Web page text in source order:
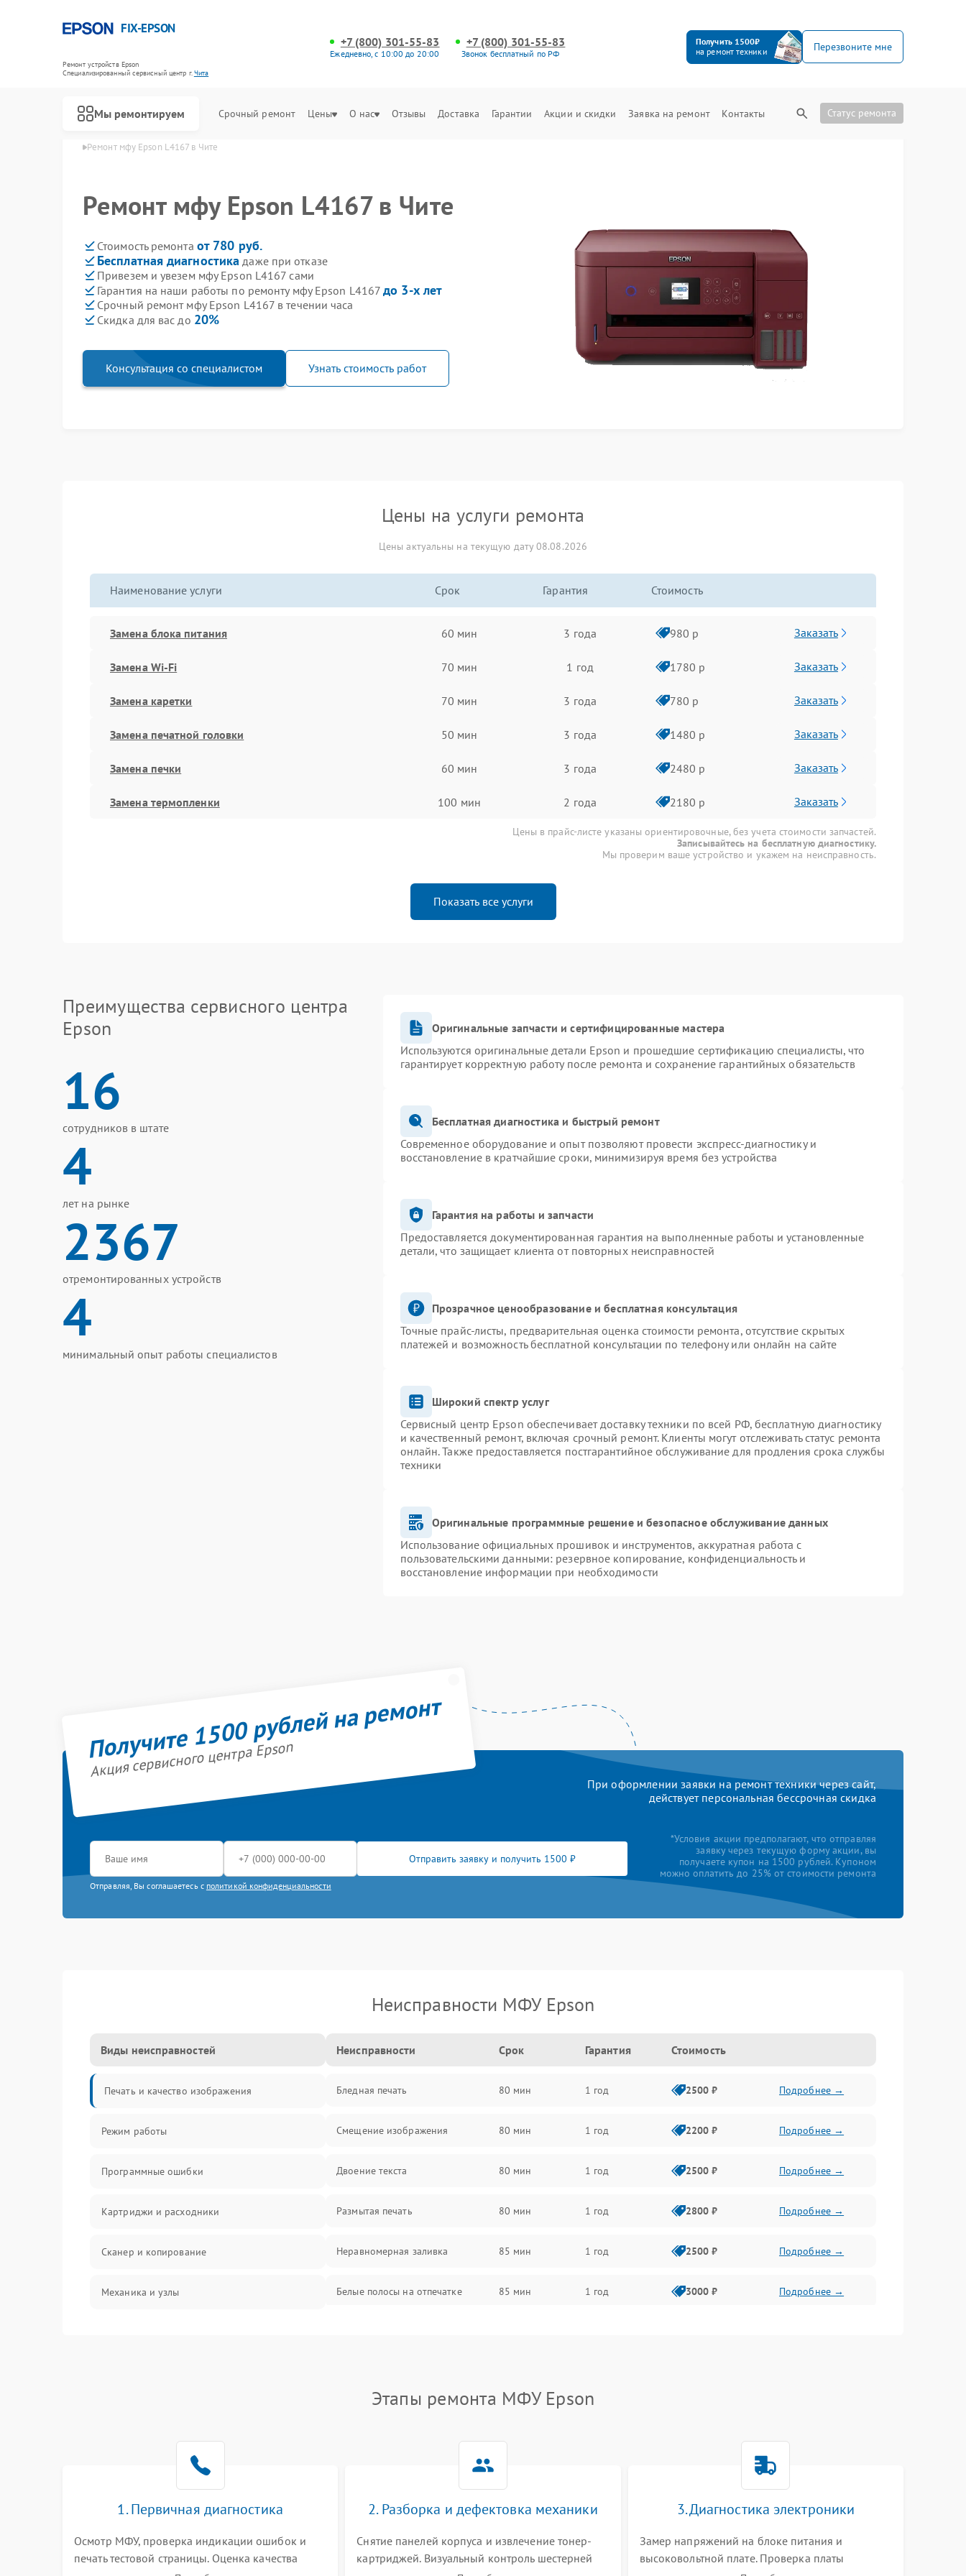
FIX-EPSON
Ремонт устройств Epson
Специализированный cервисный центр г.Чита
+7 (800) 301-55-83
Ежедневно, с 10:00 до 20:00
+7 (800) 301-55-83
Звонок бесплатный по РФ
Получить 1500₽
на ремонт техники
Перезвоните мне
Мы ремонтируем Срочный ремонт Цены О нас Отзывы Доставка Гарантии Акции и скидки Заявка на ремонт Контакты Статус ремонта
мфу Epson в Чите Ремонт мфу Epson L4167 в Чите
Ремонт мфу Epson L4167 в Чите
Стоимость ремонта от 780 руб.
Бесплатная диагностика даже при отказе
Привезем и увезем мфу Epson L4167 сами
Гарантия на наши работы по ремонту мфу Epson L4167до 3-х лет
Срочный ремонт мфу Epson L4167 в течении часа
Скидка для вас до 20%
Консультация со специалистом Узнать стоимость работ
Цены на услуги ремонта
Цены актуальны на текущую дату 08.08.2026
Наименование услуги Срок Гарантия Стоимость
Замена блока питания 60 мин 3 года 980 р Заказать
Замена Wi-Fi 70 мин 1 год 1780 р Заказать
Замена каретки 70 мин 3 года 780 р Заказать
Замена печатной головки 50 мин 3 года 1480 р Заказать
Замена печки 60 мин 3 года 2480 р Заказать
Замена термопленки 100 мин 2 года 2180 р Заказать
Цены в прайс-листе указаны ориентировочные, без учета стоимости запчастей.
Записывайтесь на бесплатную диагностику.
Мы проверим ваше устройство и укажем на неисправность.
Показать все услуги
Преимущества сервисного центра
Epson
16
сотрудников в штате
4
лет на рынке
2367
отремонтированных устройств
4
минимальный опыт работы специалистов
Оригинальные запчасти и сертифицированные мастера
Используются оригинальные детали Epson и прошедшие сертификацию специалисты, что
гарантирует корректную работу после ремонта и сохранение гарантийных обязательств
Бесплатная диагностика и быстрый ремонт
Современное оборудование и опыт позволяют провести экспресс-диагностику и
восстановление в кратчайшие сроки, минимизируя время без устройства
Гарантия на работы и запчасти
Предоставляется документированная гарантия на выполненные работы и установленные
детали, что защищает клиента от повторных неисправностей
Прозрачное ценообразование и бесплатная консультация
Точные прайс-листы, предварительная оценка стоимости ремонта, отсутствие скрытых
платежей и возможность бесплатной консультации по телефону или онлайн на сайте
Широкий спектр услуг
Сервисный центр Epson обеспечивает доставку техники по всей РФ, бесплатную диагностику
и качественный ремонт, включая срочный ремонт. Клиенты могут отслеживать статус ремонта
онлайн. Также предоставляется постгарантийное обслуживание для продления срока службы
техники
Оригинальные программные решение и безопасное обслуживание данных
Использование официальных прошивок и инструментов, аккуратная работа с
пользовательскими данными: резервное копирование, конфиденциальность и
восстановление информации при необходимости
Получите 1500 рублей на ремонт
Акция сервисного центра Epson
При оформлении заявки на ремонт техники через сайт,
действует персональная бессрочная скидка
Отправить заявку и получить 1500 ₽
Отправляя, Вы соглашаетесь с политикой конфиденциальности
*Условия акции предполагают, что отправляя
заявку через текущую форму акции, вы
получаете купон на 1500 рублей. Купоном
можно оплатить до 25% от стоимости ремонта
Неисправности МФУ Epson
Виды неисправностей
Печать и качество изображения
Режим работы
Программные ошибки
Картриджи и расходники
Сканер и копирование
Механика и узлы
Проблемы с механикой
Неисправности Срок Гарантия Стоимость
Бледная печать 80 мин 1 год 2500 ₽ Подробнее →
Смещение изображения 80 мин 1 год 2200 ₽ Подробнее →
Двоение текста 80 мин 1 год 2500 ₽ Подробнее →
Размытая печать 80 мин 1 год 2800 ₽ Подробнее →
Неравномерная заливка 85 мин 1 год 2500 ₽ Подробнее →
Белые полосы на отпечатке 85 мин 1 год 3000 ₽ Подробнее →
Этапы ремонта МФУ Epson
1. Первичная диагностика
Осмотр МФУ, проверка индикации ошибок и
печать тестовой страницы. Оценка качества
2. Разборка и дефектовка механики
Снятие панелей корпуса и извлечение тонер-
картриджей. Визуальный контроль шестерней
3. Диагностика электроники
Замер напряжений на блоке питания и
высоковольтной плате. Проверка платы